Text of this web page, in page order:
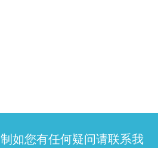
如您有任何疑问请联系我